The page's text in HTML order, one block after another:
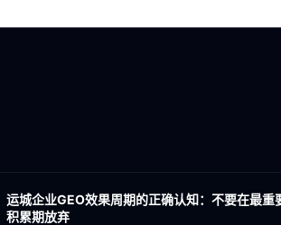
GEO
运城企业GEO效果周期的正确认知：不要在最重
积累期放弃